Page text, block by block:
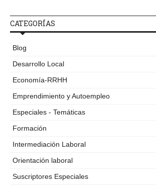
CATEGORÍAS
Blog
Desarrollo Local
Economía-RRHH
Emprendimiento y Autoempleo
Especiales - Temáticas
Formación
Intermediación Laboral
Orientación laboral
Suscriptores Especiales